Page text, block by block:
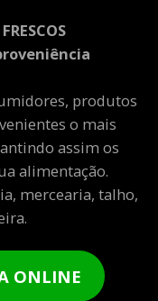
produtos
o mais
assim os
alimentação.
mercearia, talho,
ONLINE